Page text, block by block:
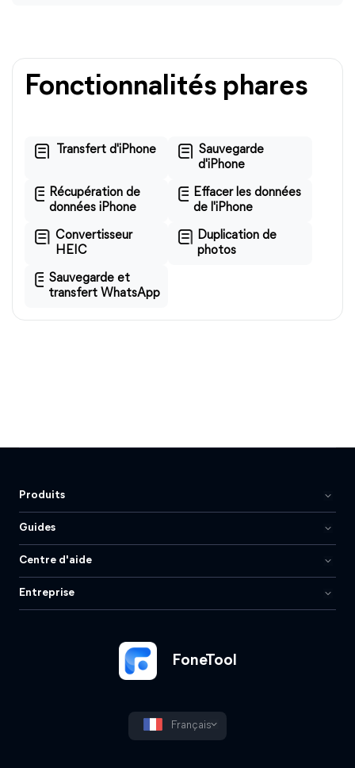
Fonctionnalités phares
Transfert d'iPhone
Sauvegarde
d'iPhone
Récupération de
données iPhone
Effacer les données
de l'iPhone
Convertisseur
HEIC
Duplication de
photos
Sauvegarde et
transfert WhatsApp
FoneTool
Français
Produits
Guides
Centre d'aide
Entreprise